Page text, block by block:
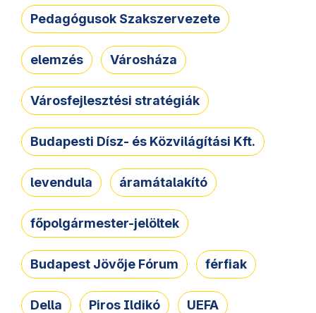
Pedagógusok Szakszervezete
elemzés Városháza
Városfejlesztési stratégiák
Budapesti Dísz- és Közvilágítási Kft.
levendula áramátalakító
főpolgármester-jelöltek
Budapest Jövője Fórum férfiak
Della Piros Ildikó UEFA